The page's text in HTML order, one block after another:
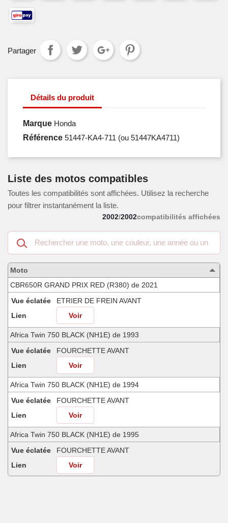
Partager
Détails du produit
Marque Honda
Référence 51447-KA4-711 (ou 51447KA4711)
Liste des motos compatibles
Toutes les compatibilités sont affichées. Utilisez la recherche
pour filtrer instantanément la liste.
2002/2002compatibilités affichées
Recherche
dans
les
motos
compatibles
Moto
CBR650R GRAND PRIX RED (R380) de 2021
Vue éclatée
ETRIER DE FREIN AVANT
Lien
Voir
Africa Twin 750 BLACK (NH1E) de 1993
Vue éclatée
FOURCHETTE AVANT
Lien
Voir
Africa Twin 750 BLACK (NH1E) de 1994
Vue éclatée
FOURCHETTE AVANT
Lien
Voir
Africa Twin 750 BLACK (NH1E) de 1995
Vue éclatée
FOURCHETTE AVANT
Lien
Voir